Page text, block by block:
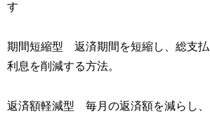
す
期間短縮型 返済期間を短縮し、総支払
利息を削減する方法。
返済額軽減型 毎月の返済額を減らし、